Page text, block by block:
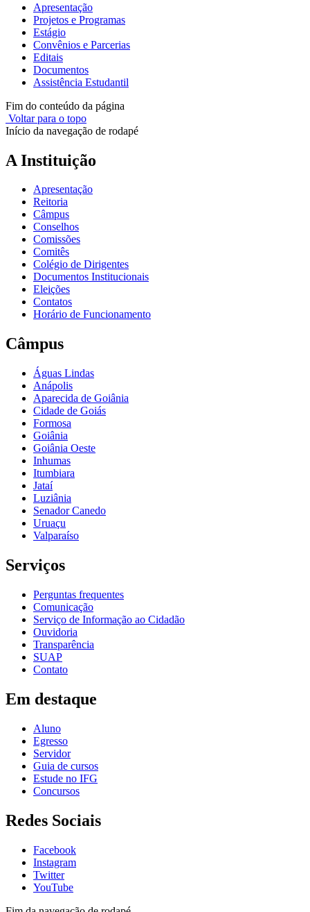
Apresentação
Projetos e Programas
Estágio
Convênios e Parcerias
Editais
Documentos
Assistência Estudantil
Fim do conteúdo da página
Voltar para o topo
Início da navegação de rodapé
A Instituição
Apresentação
Reitoria
Câmpus
Conselhos
Comissões
Comitês
Colégio de Dirigentes
Documentos Institucionais
Eleições
Contatos
Horário de Funcionamento
Câmpus
Águas Lindas
Anápolis
Aparecida de Goiânia
Cidade de Goiás
Formosa
Goiânia
Goiânia Oeste
Inhumas
Itumbiara
Jataí
Luziânia
Senador Canedo
Uruaçu
Valparaíso
Serviços
Perguntas frequentes
Comunicação
Serviço de Informação ao Cidadão
Ouvidoria
Transparência
SUAP
Contato
Em destaque
Aluno
Egresso
Servidor
Guia de cursos
Estude no IFG
Concursos
Redes Sociais
Facebook
Instagram
Twitter
YouTube